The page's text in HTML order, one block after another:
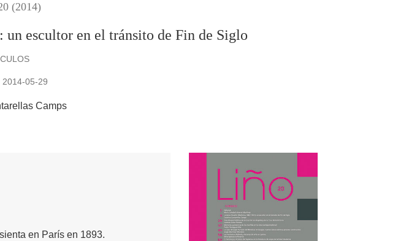
(2014)
escultor en el tránsito de Fin de Siglo
2014-05-29
Camps
en París en 1893.